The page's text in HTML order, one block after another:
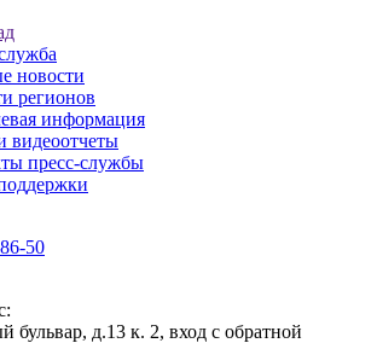
новости
регионов
информация
видеоотчеты
пресс-службы
50
бульвар, д.13 к. 2, вход с обратной